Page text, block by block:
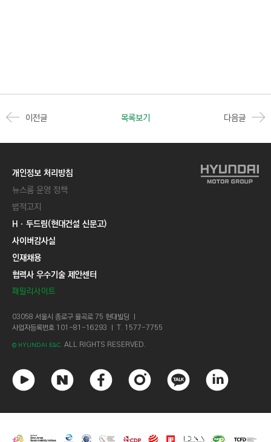
이전글 목록보기 다음글
개인정보 처리방침
뉴스룸 운영 정책
법적고지
Hㆍ두드림(현대건설 신문고)
사이버감사실
인재채용
협력사 우수기술 제안센터
패밀리사이트
03058 서울시 종로구 율곡로 75 현대빌딩 ㅣ
사업자등록번호 101-81-16293 ㅣ T. 1577-7755
© HYUNDAI E&C. ALL RIGHTS RESERVED.
튜
브
이
이
스
스
타
카
오
크
드